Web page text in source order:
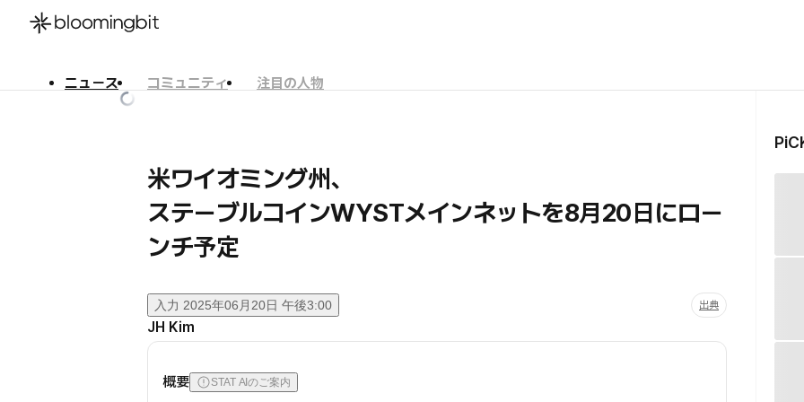
ニュース コミュニティ
注目の人物
米ワイオミング州、
ステーブルコインWYSTメインネットを8月20日にロー
ンチ予定
入力 2025年06月20日 午後3:00 出典
JH Kim
概要 STAT AIのご案内